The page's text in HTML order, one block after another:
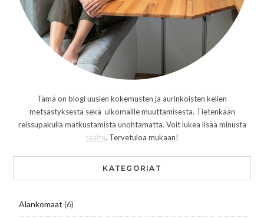
Tämä on blogi uusien kokemusten ja aurinkoisten kelien
metsästyksestä sekä ulkomaille muuttamisesta. Tietenkään
reissupakulla matkustamista unohtamatta. Voit lukea lisää minusta
täältä. Tervetuloa mukaan!
KATEGORIAT
Alankomaat (6)